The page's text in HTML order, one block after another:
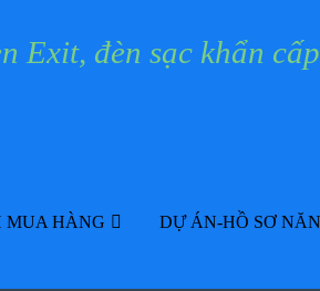
MUA HÀNG DỰ ÁN-HỒ SƠ